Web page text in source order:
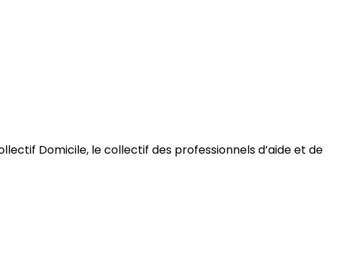
Domicile, le collectif des professionnels d’aide et de